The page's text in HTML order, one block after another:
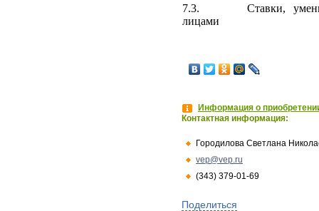
7.3.
Ставки,
лицами
Информация о
Контактная информация:
Городилова Светлана
vep@vep.ru
(343) 379-01-69
Поделиться